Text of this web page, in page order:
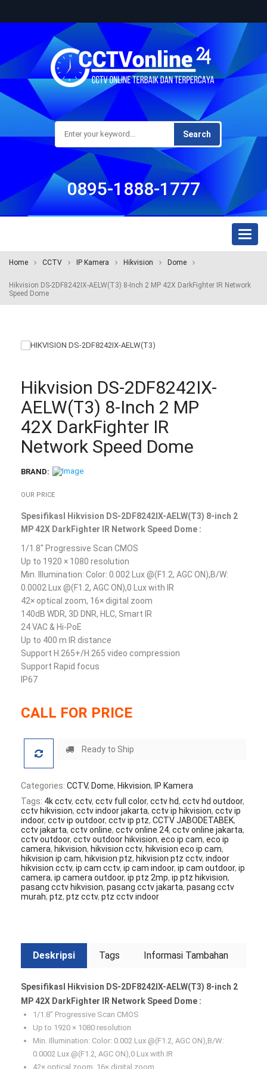
Search
0895-1888-1777
Home CCTV IP Kamera Hikvision Dome
Hikvision DS-2DF8242IX-AELW(T3) 8-Inch 2 MP 42X DarkFighter IR Network
Speed Dome
Hikvision DS-2DF8242IX-
AELW(T3) 8-Inch 2 MP
42X DarkFighter IR
Network Speed Dome
BRAND:
OUR PRICE
SpesifikasI Hikvision DS-2DF8242IX-AELW(T3) 8-inch 2
MP 42X DarkFighter IR Network Speed Dome :
1/1.8″ Progressive Scan CMOS
Up to 1920 × 1080 resolution
Min. Illumination: Color: 0.002 Lux @(F1.2, AGC ON),B/W:
0.0002 Lux @(F1.2, AGC ON),0 Lux with IR
42× optical zoom, 16× digital zoom
140dB WDR, 3D DNR, HLC, Smart IR
24 VAC & Hi-PoE
Up to 400 m IR distance
Support H.265+/H.265 video compression
Support Rapid focus
IP67
CALL FOR PRICE
Ready to Ship
Categories: CCTV, Dome, Hikvision, IP Kamera
Tags: 4k cctv, cctv, cctv full color, cctv hd, cctv hd outdoor,
cctv hikvision, cctv indoor jakarta, cctv ip hikvision, cctv ip
indoor, cctv ip outdoor, cctv ip ptz, CCTV JABODETABEK,
cctv jakarta, cctv online, cctv online 24, cctv online jakarta,
cctv outdoor, cctv outdoor hikvision, eco ip cam, eco ip
camera, hikvision, hikvision cctv, hikvision eco ip cam,
hikvision ip cam, hikvision ptz, hikvision ptz cctv, indoor
hikvision cctv, ip cam cctv, ip cam indoor, ip cam outdoor, ip
camera, ip camera outdoor, ip ptz 2mp, ip ptz hikvision,
pasang cctv hikvision, pasang cctv jakarta, pasang cctv
murah, ptz, ptz cctv, ptz cctv indoor
Deskripsi Tags Informasi Tambahan
SpesifikasI Hikvision DS-2DF8242IX-AELW(T3) 8-inch 2
MP 42X DarkFighter IR Network Speed Dome :
1/1.8″ Progressive Scan CMOS
Up to 1920 × 1080 resolution
Min. Illumination: Color: 0.002 Lux @(F1.2, AGC ON),B/W:
0.0002 Lux @(F1.2, AGC ON),0 Lux with IR
42× optical zoom, 16× digital zoom